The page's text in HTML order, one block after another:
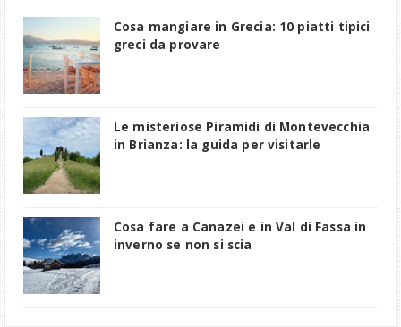
Cosa mangiare in Grecia: 10 piatti tipici
greci da provare
Le misteriose Piramidi di Montevecchia
in Brianza: la guida per visitarle
Cosa fare a Canazei e in Val di Fassa in
inverno se non si scia